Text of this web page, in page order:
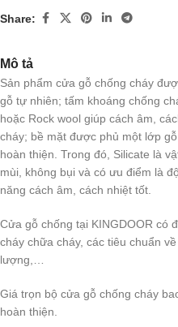
Share:
Mô tả
Sản phẩm cửa gỗ chống cháy
gỗ tự nhiên; tấm khoáng chống
hoặc Rock wool giúp cách âm,
cháy; bề mặt được phủ một lớp
hoàn thiện. Trong đó, Silicate là
mùi, không bụi và có ưu điểm là
năng cách âm, cách nhiệt tốt.
Cửa gỗ chống tại KINGDOOR có
cháy chữa cháy, các tiêu chuẩn
lượng,…
Giá trọn bộ cửa gỗ chống cháy
hoàn thiện.